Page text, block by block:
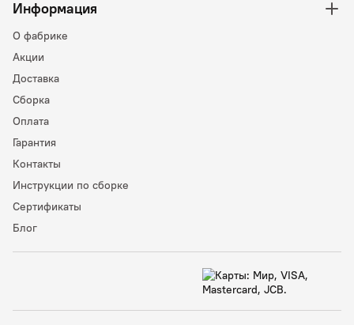
Информация
О фабрике
Акции
Доставка
Сборка
Оплата
Гарантия
Контакты
Инструкции по сборке
Сертификаты
Блог